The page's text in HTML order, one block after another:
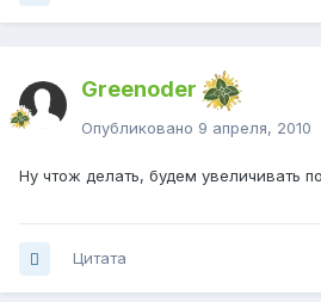
Greenoder
Опубликовано 9 апреля, 2010
Ну чтож делать, будем увеличивать
Цитата